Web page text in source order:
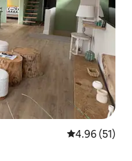
5 ರಲ್ಲಿ 4.96
4.96 (51)